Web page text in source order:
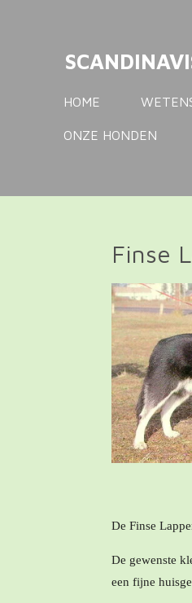
hoofdinhoudHOME
ONZE HONDEN
Finse
De Finse
De gewenste
een fijne